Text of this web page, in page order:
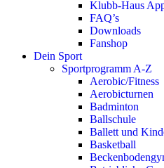
Klubb-Haus
FAQ’s
Downloads
Fanshop
Dein Sport
Sportprogramm A-Z
Aerobic/Fitness
Aerobicturnen
Badminton
Ballschule
Ballett und
Basketball